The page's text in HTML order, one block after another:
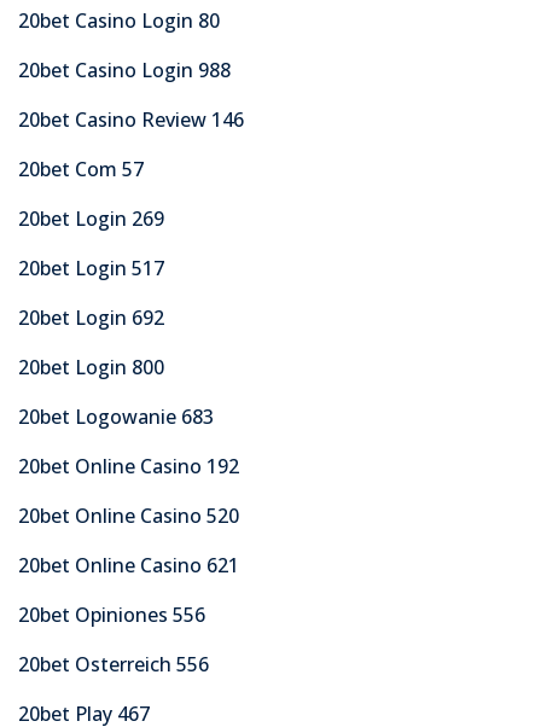
20bet Casino Login 80
20bet Casino Login 988
20bet Casino Review 146
20bet Com 57
20bet Login 269
20bet Login 517
20bet Login 692
20bet Login 800
20bet Logowanie 683
20bet Online Casino 192
20bet Online Casino 520
20bet Online Casino 621
20bet Opiniones 556
20bet Osterreich 556
20bet Play 467